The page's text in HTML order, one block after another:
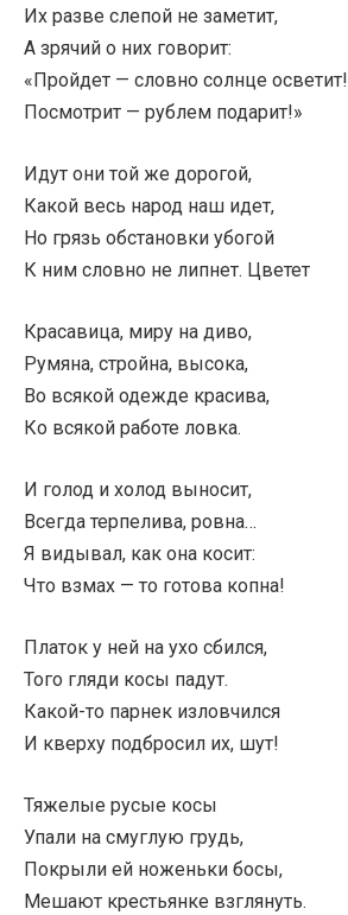
Их разве слепой не заметит,
А зрячий о них говорит:
«Пройдет — словно солнце осветит!
Посмотрит — рублем подарит!»
Идут они той же дорогой,
Какой весь народ наш идет,
Но грязь обстановки убогой
К ним словно не липнет. Цветет
Красавица, миру на диво,
Румяна, стройна, высока,
Во всякой одежде красива,
Ко всякой работе ловка.
И голод и холод выносит,
Всегда терпелива, ровна…
Я видывал, как она косит:
Что взмах — то готова копна!
Платок у ней на ухо сбился,
Того гляди косы падут.
Какой-то парнек изловчился
И кверху подбросил их, шут!
Тяжелые русые косы
Упали на смуглую грудь,
Покрыли ей ноженьки босы,
Мешают крестьянке взглянуть.